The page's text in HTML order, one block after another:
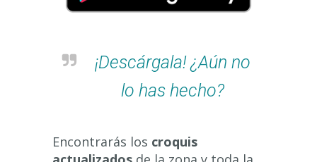
¡Descárgala! ¿Aún no
lo has hecho?
Encontrarás los croquis